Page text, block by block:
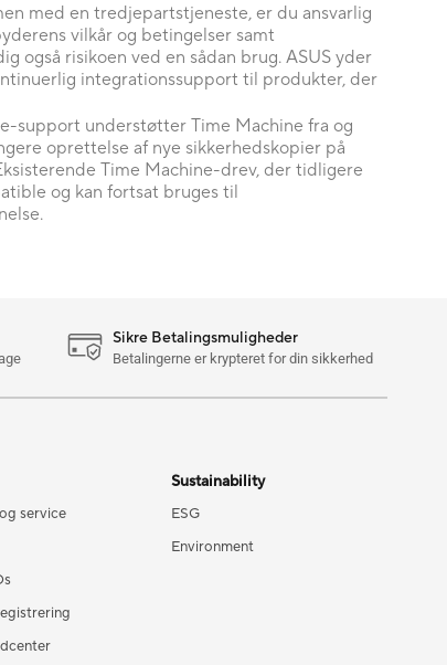
med en tredjepartstjeneste, er du ansvarlig
vilkår og betingelser samt
også risikoen ved en sådan brug. ASUS yder
integrationssupport til produkter, der
support understøtter Time Machine fra og
oprettelse af nye sikkerhedskopier på
Time Machine-drev, der tidligere
og kan fortsat bruges til
Sikre Betalingsmuligheder
Betalingerne er krypteret for din sikkerhed
service
Sustainability
ESG
Environment